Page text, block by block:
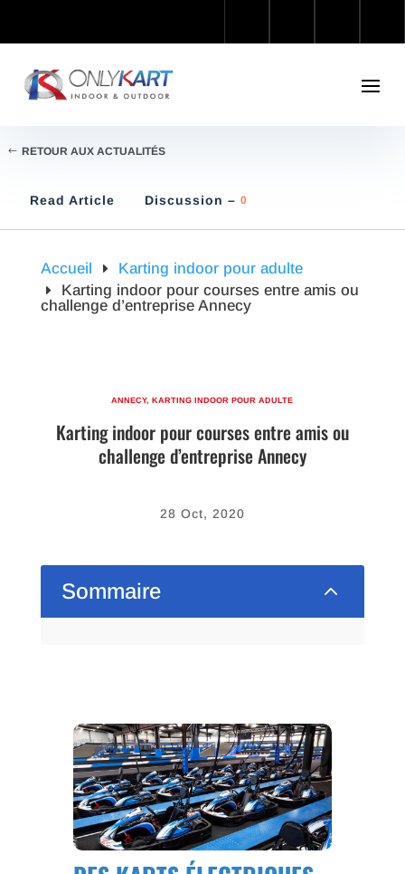
RETOUR AUX ACTUALITÉS
Read Article Discussion – 0
Accueil
Karting indoor pour adulte
Karting indoor pour courses entre amis ou
challenge d’entreprise Annecy
ANNECY,KARTING INDOOR POUR ADULTE
Karting indoor pour courses entre amis ou
challenge d’entreprise Annecy
28 Oct, 2020
Sommaire 2